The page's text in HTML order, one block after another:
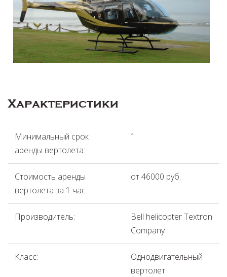
Характеристики
Минимальный срок
аренды вертолета:
1
Стоимость аренды
вертолета за 1 час:
от 46000 руб.
Производитель:
Bell helicopter Textron
Company
Класс:
Однодвигательный
вертолет